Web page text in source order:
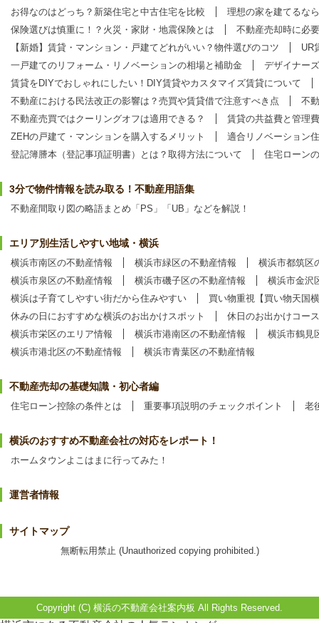
お得なのはどっち？新築住宅と中古住宅を比較
理想の家を建てるな
保険選びは慎重に！？火災・家財・地震保険とは
不動産売却時に必
【新婚】賃貸・マンション・戸建てどれがいい？物件選びのコツ
UR
一戸建てのリフォーム・リノベーションの相場と補助金
デザイナー
賃貸をDIYでおしゃれにしたい！DIY賃貸やカスタマイズ賃貸について
不動産における民法改正の影響は？売買や賃貸借で注意すべき点
不
不動産売買ではクーリングオフは適用できる？
賃貸の共益費と管理
ZEHの戸建て・マンションを購入するメリット
適合リノベーション
登記簿謄本（登記事項証明書）とは？取得方法について
住宅ローン
3分で物件情報を読み取る！不動産用語集
不動産間取り図の略語まとめ「PS」「UB」などを解説！
エリア別生活しやすい地域・横浜
横浜市南区の不動産情報 横浜市緑区の不動産情報
横浜市都筑区
横浜市泉区の不動産情報
横浜市磯子区の不動産情報
横浜市金沢
横浜は子育てしやすい街だから住みやすい
買い物重視【買い物天国
休みの日におすすめな横浜のお出かけスポット
休日のお出かけコー
横浜市栄区のエリア情報
横浜市港南区の不動産情報
横浜市鶴見
横浜市港北区の不動産情報
横浜市青葉区の不動産情報
不動産売却の基礎知識・初心者編
住宅ローン控除の条件とは 重要事項説明のチェックポイント 老
横浜のおすすめ不動産会社の対応をレポート！
ホームタウンよこはまに行ってみた！
運営者情報
サイトマップ
無断転用禁止 (Unauthorized copying prohibited.)
Copyright (C) 横浜の不動産会社案内板 All Rights Reserved.